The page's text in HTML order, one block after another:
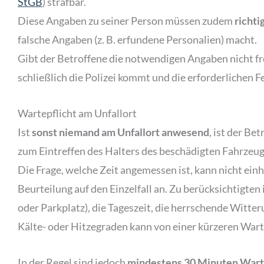
Diese Angaben zu seiner Person müssen zudem
falsche Angaben (z. B. erfundene Personalien) macht.
Gibt der Betroffene die notwendigen Angaben nicht
schließlich die Polizei kommt und die erforderlichen
Wartepflicht am Unfallort
Istsonst niemand am Unfallort anwesend, ist der
zum Eintreffen des Halters des beschädigten
Die Frage, welche Zeit angemessen ist, kann nicht
Beurteilung auf den Einzelfall an. Zu
oder Parkplatz), die Tageszeit, die herrschende
Kälte- oder Hitzegraden kann von einer kürzeren